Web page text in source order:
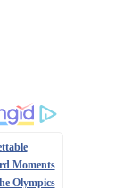
Moments
Olympics